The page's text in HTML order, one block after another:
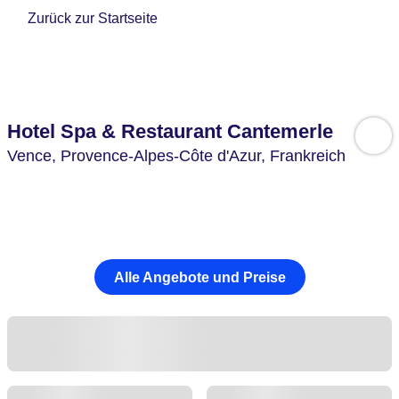
Zurück zur Startseite
Hotel Spa & Restaurant Cantemerle
Vence, Provence-Alpes-Côte d'Azur, Frankreich
Alle Angebote und Preise